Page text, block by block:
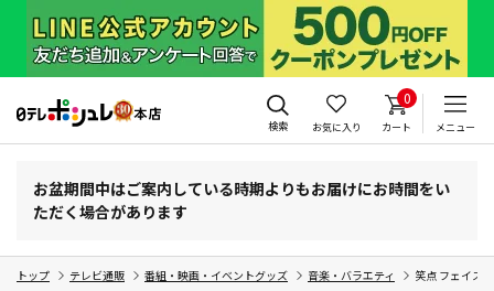
検索 お気に入り
0
カート メニュー
お盆期間中はご案内している時期よりもお届けにお時間をい
ただく場合があります
トップ テレビ通販 番組・映画・イベントグッズ 音楽・バラエティ 笑点 フェイス